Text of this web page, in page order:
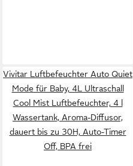
Vivitar Luftbefeuchter Auto Quiet
Mode für Baby, 4L Ultraschall
Cool Mist Luftbefeuchter, 4 l
Wassertank, Aroma-Diffusor,
dauert bis zu 30H, Auto-Timer
Off, BPA frei